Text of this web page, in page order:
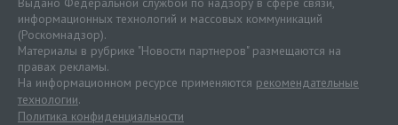
информационных технологий и массовых коммуникаций
(Роскомнадзор).
Материалы в рубрике "Новости партнеров" размещаются на
правах рекламы.
На информационном ресурсе применяются рекомендательные
технологии.
Политика конфиденциальности